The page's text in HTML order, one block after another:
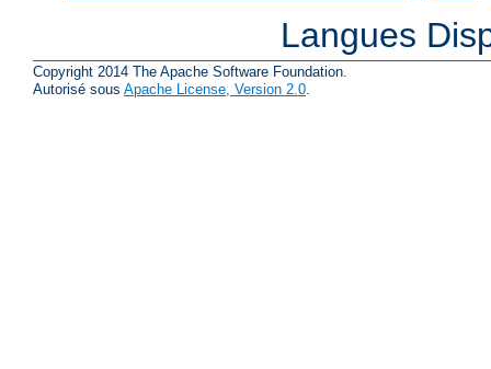
Langues
Copyright 2014 The Apache Software Foundation.
Autorisé sous Apache License, Version 2.0.